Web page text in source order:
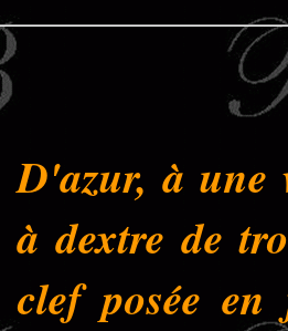
D'azur, à une
à dextre de
clef posée